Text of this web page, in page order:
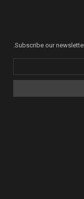
Subscribe our